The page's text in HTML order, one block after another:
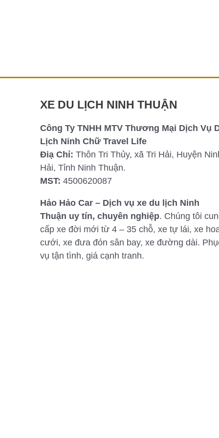
XE DU LỊCH NINH THUẬN
Công Ty TNHH MTV Thương Mại Dịch Vụ
Lịch Ninh Chữ Travel Life
Điạ Chỉ: Thôn Tri Thủy, xã Tri Hải, Huyện
Hải, Tỉnh Ninh Thuận.
MST: 4500620087
Hảo Hảo Car – Dịch vụ xe du lịch Ninh
Thuận uy tín, chuyên nghiệp. Chúng tôi
cấp xe đời mới từ 4 – 35 chỗ, xe tự lái, xe
cưới, xe đưa đón sân bay, xe đường dài.
vụ tận tình, giá cạnh tranh.